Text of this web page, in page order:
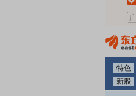
特色
新股